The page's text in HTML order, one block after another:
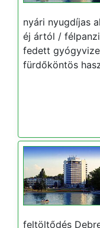
nyári nyugdíjas
éj ártól /
fedett
fürdőköntös
feltöltődés